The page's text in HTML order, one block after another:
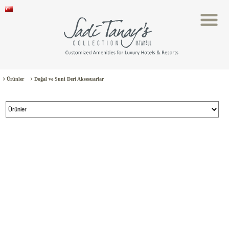
Ürünler Doğal ve Suni Deri Aksesuarlar